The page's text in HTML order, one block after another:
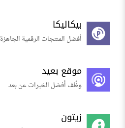
بيكاليكا
أفضل المنتجات الرقمية الجاهزة
موقع بعيد
وظّف أفضل الخبرات عن بعد
زيتون